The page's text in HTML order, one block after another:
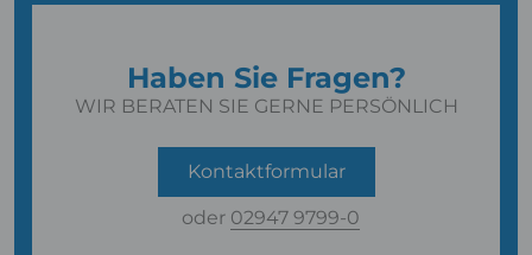
Haben Sie Fragen?
WIR BERATEN SIE GERNE PERSÖNLICH
Kontaktformular
oder 02947 9799-0